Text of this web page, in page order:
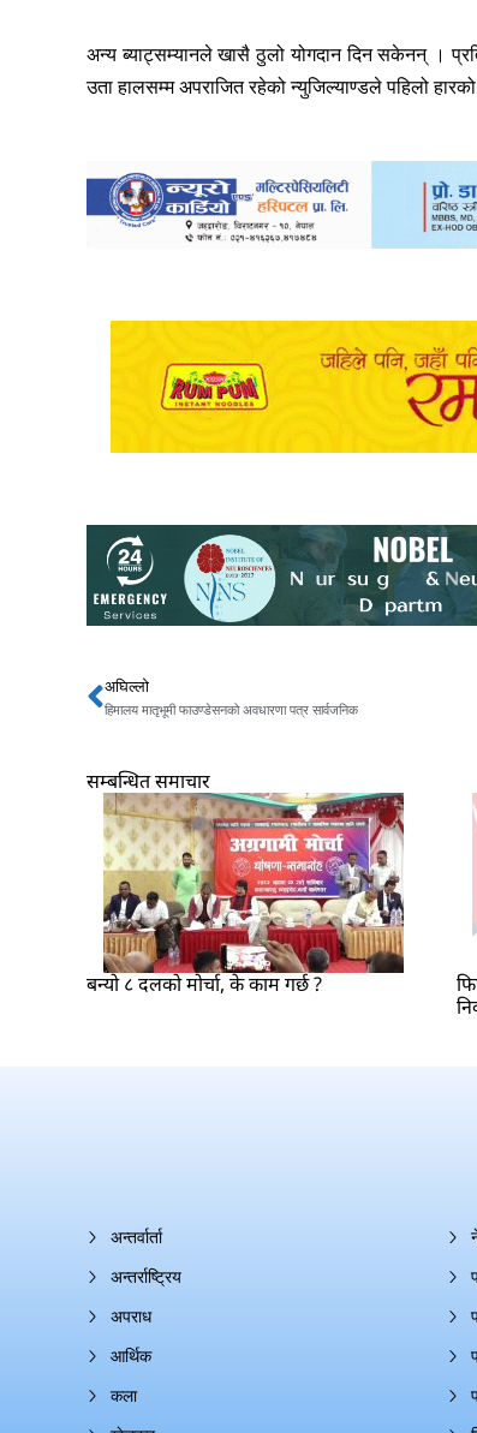
अन्य ब्याट्सम्यानले खासै ठुलो योगदान दिन सकेनन् ।
उता हालसम्म अपराजित रहेको न्युजिल्याण्डले पहिलो
Prev
अघिल्लो
हिमालय मातृभूमी फाउण्डेसनको अवधारणा पत्र सार्वजनिक
सम्बन्धित समाचार
बन्यो ८ दलको मोर्चा, के काम गर्छ ?
अन्तर्वार्ता
अन्तर्राष्ट्रिय
अपराध
आर्थिक
कला